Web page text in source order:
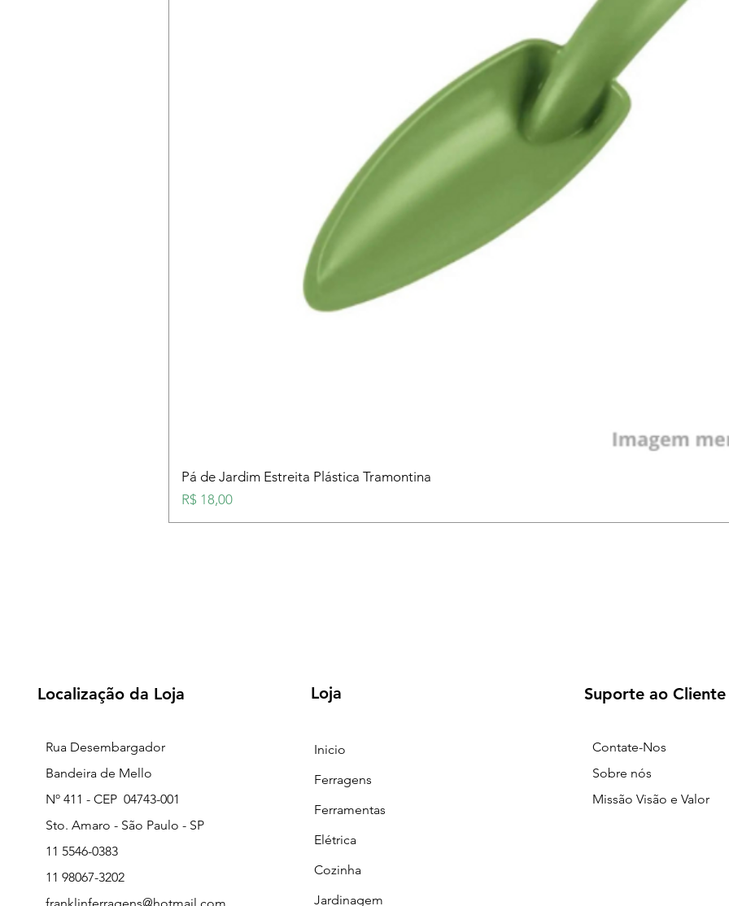
Pá de Jardim Estreita Plástica Tramontina
Preço
R$ 18,00
Localização da Loja
Rua Desembargador
Bandeira de Mello
Nº 411 - CEP 04743-001
Sto. Amaro - São Paulo - SP
11 5546-0383
11 98067-3202
Loja
Inicio
Ferragens
Ferramentas
Elétrica
Cozinha
Jardinagem
Suporte ao Cliente
Contate-Nos
Sobre nós
Missão Visão e Valor